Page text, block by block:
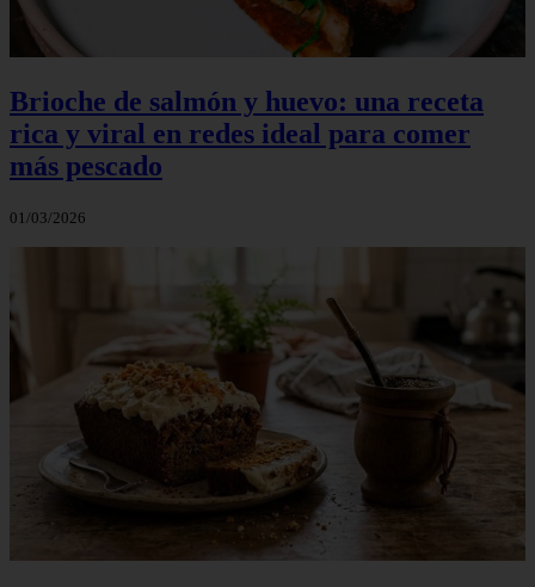
Brioche de salmón y huevo: una receta
rica y viral en redes ideal para comer
más pescado
01/03/2026